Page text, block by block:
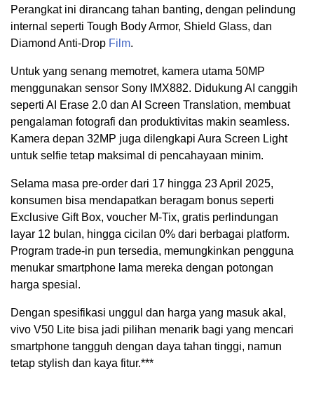
Perangkat ini dirancang tahan banting, dengan pelindung
internal seperti Tough Body Armor, Shield Glass, dan
Diamond Anti-Drop Film.
Untuk yang senang memotret, kamera utama 50MP
menggunakan sensor Sony IMX882. Didukung AI canggih
seperti AI Erase 2.0 dan AI Screen Translation, membuat
pengalaman fotografi dan produktivitas makin seamless.
Kamera depan 32MP juga dilengkapi Aura Screen Light
untuk selfie tetap maksimal di pencahayaan minim.
Selama masa pre-order dari 17 hingga 23 April 2025,
konsumen bisa mendapatkan beragam bonus seperti
Exclusive Gift Box, voucher M-Tix, gratis perlindungan
layar 12 bulan, hingga cicilan 0% dari berbagai platform.
Program trade-in pun tersedia, memungkinkan pengguna
menukar smartphone lama mereka dengan potongan
harga spesial.
Dengan spesifikasi unggul dan harga yang masuk akal,
vivo V50 Lite bisa jadi pilihan menarik bagi yang mencari
smartphone tangguh dengan daya tahan tinggi, namun
tetap stylish dan kaya fitur.***